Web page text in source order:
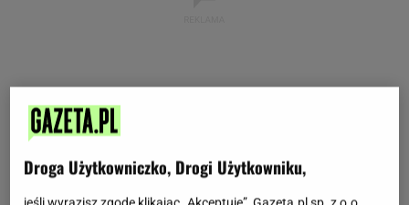
Droga Użytkowniczko, Drogi Użytkowniku,